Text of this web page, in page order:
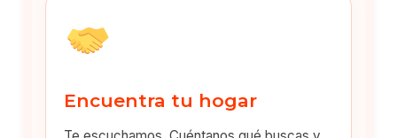
Encuentra tu hogar